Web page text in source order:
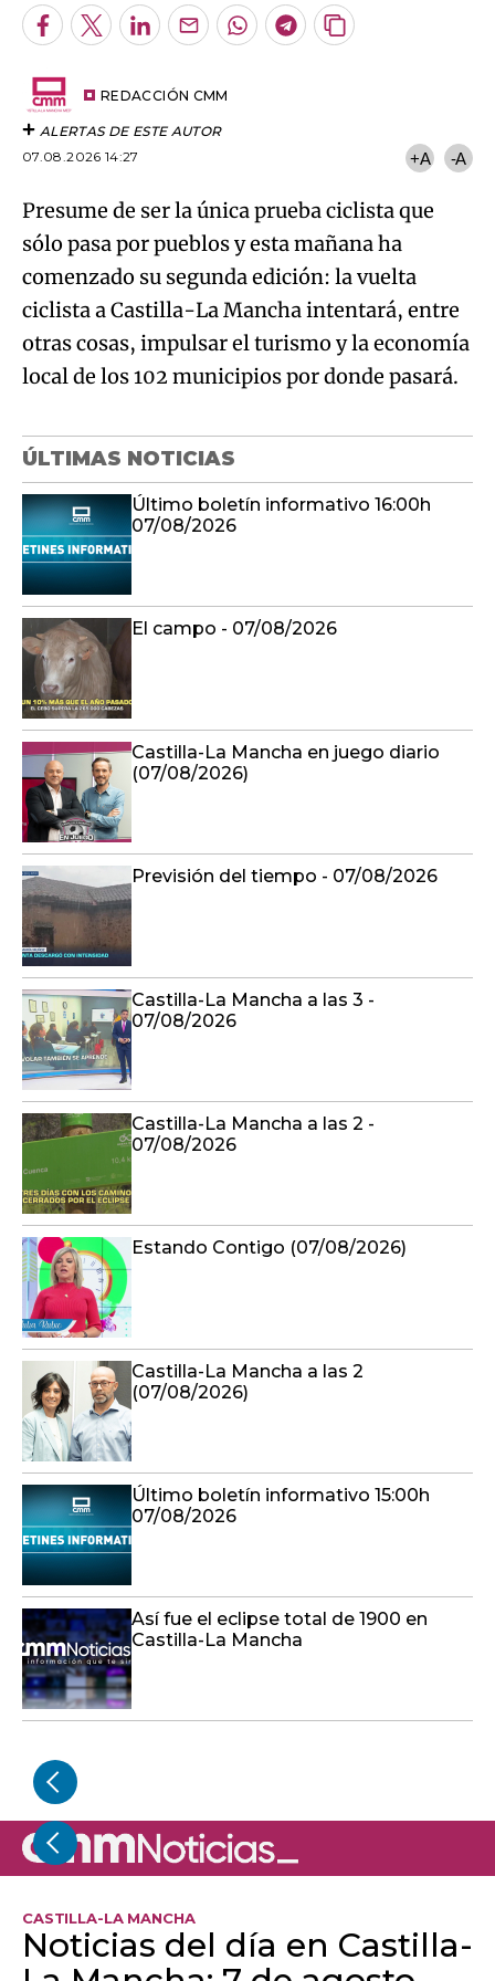
Facebook
TwitterLinkedInEnviarWhatsapp
Telegram
Copiar
REDACCIÓN CMM
ALERTAS DE ESTE AUTOR
07.08.2026 14:27
+A -A
Presume de ser la única prueba ciclista que
sólo pasa por pueblos y esta mañana ha
comenzado su segunda edición: la vuelta
ciclista a Castilla-La Mancha intentará, entre
otras cosas, impulsar el turismo y la economía
local de los 102 municipios por donde pasará.
ÚLTIMAS NOTICIAS
Último boletín informativo 16:00h
07/08/2026
El campo - 07/08/2026
Castilla-La Mancha en juego diario
(07/08/2026)
Previsión del tiempo - 07/08/2026
Castilla-La Mancha a las 3 -
07/08/2026
Castilla-La Mancha a las 2 -
07/08/2026
Estando Contigo (07/08/2026)
Castilla-La Mancha a las 2
(07/08/2026)
Último boletín informativo 15:00h
07/08/2026
Así fue el eclipse total de 1900 en
Castilla-La Mancha
CASTILLA-LA MANCHA
Noticias del día en Castilla-